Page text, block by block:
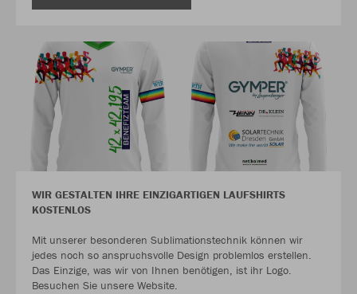
WIR GESTALTEN IHRE EINZIGARTIGEN LAUFSHIRTS
KOSTENLOS
Mit unserer besonderen Sublimationstechnik können wir
jedes noch so anspruchsvolle Design problemlos erstellen.
Das Einzige, was wir von Ihnen benötigen, ist ihr Logo.
Besuchen Sie unsere Website.